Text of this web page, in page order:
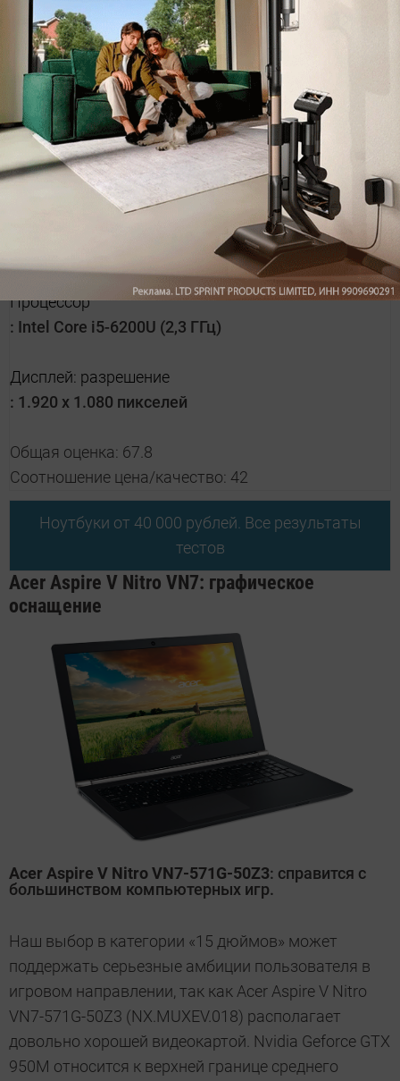
Общая оценка: 71.5
Соотношение цена/качество: 61
Toshiba Satellite P50-C-188 (PSPT2E-013006GR)
Процессор
: Intel Core i5-6200U (2,3 ГГц)
Дисплей: разрешение
: 1.920 x 1.080 пикселей
Общая оценка: 67.8
Соотношение цена/качество: 42
Ноутбуки от 40 000 рублей. Все результаты
тестов
Acer Aspire V Nitro VN7: графическое
оснащение
Acer Aspire V Nitro VN7-571G-50Z3: справится с
большинством компьютерных игр.
Наш выбор в категории «15 дюймов» может
поддержать серьезные амбиции пользователя в
игровом направлении, так как Acer Aspire V Nitro
VN7-571G-50Z3 (NX.MUXEV.018) располагает
довольно хорошей видеокартой. Nvidia Geforce GTX
950M относится к верхней границе среднего